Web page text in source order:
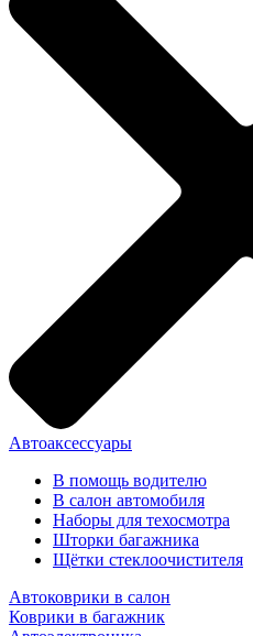
Автоаксессуары
В помощь водителю
В салон автомобиля
Наборы для техосмотра
Шторки багажника
Щётки стеклоочистителя
Автоковрики в салон
Коврики в багажник